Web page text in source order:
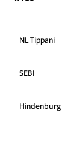
NL Tippani
SEBI
Hindenburg